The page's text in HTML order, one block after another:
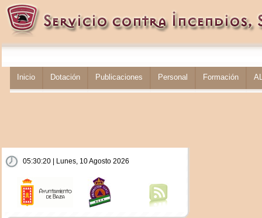
Inicio Dotación Publicaciones Personal Formación
05:30:21 | Lunes, 10 Agosto 2026